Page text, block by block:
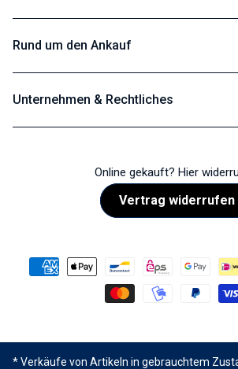
Rund um den Ankauf
Unternehmen & Rechtliches
Online gekauft? Hier
Vertrag widerrufen
* Verkäufe von Artikeln in gebrauchtem